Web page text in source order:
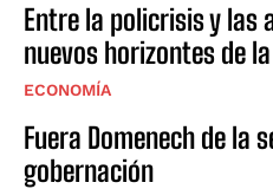
Entre la policrisis y las
nuevos horizontes de
ECONOMÍA
Fuera Domenech de la
gobernación